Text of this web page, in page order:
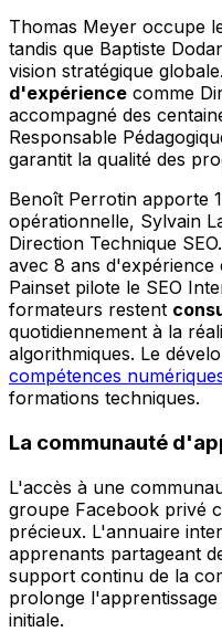
Thomas Meyer occupe
tandis que Baptiste
vision stratégique
d'expérience comme
accompagné des
Responsable
garantit la qualité des
Benoît Perrotin apporte
opérationnelle, Sylvain
Direction Technique
avec 8 ans d'expérience
Painset pilote le SEO
formateurs restent
quotidiennement à la
algorithmiques. Le
compétences
formations techniques.
La communauté
L'accès à une
groupe Facebook privé
précieux. L'annuaire
apprenants partageant
support continu de la
prolonge
initiale.